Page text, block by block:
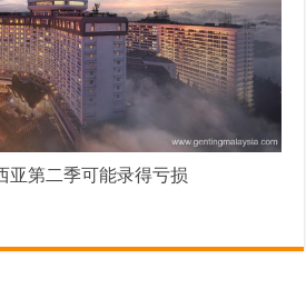
亚第二季可能录得亏损